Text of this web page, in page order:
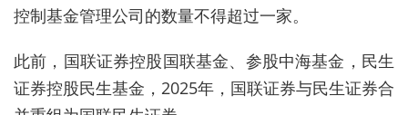
控制基金管理公司的数量不得超过一家。
此前，国联证券控股国联基金、参股中海基金，民生
证券控股民生基金，2025年，国联证券与民生证券合